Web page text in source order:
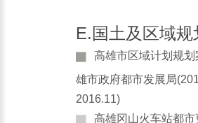
E.国土及区域规
高雄市区域计划规划
雄市政府都市发展局
2016.11)
高雄冈山火车站都市